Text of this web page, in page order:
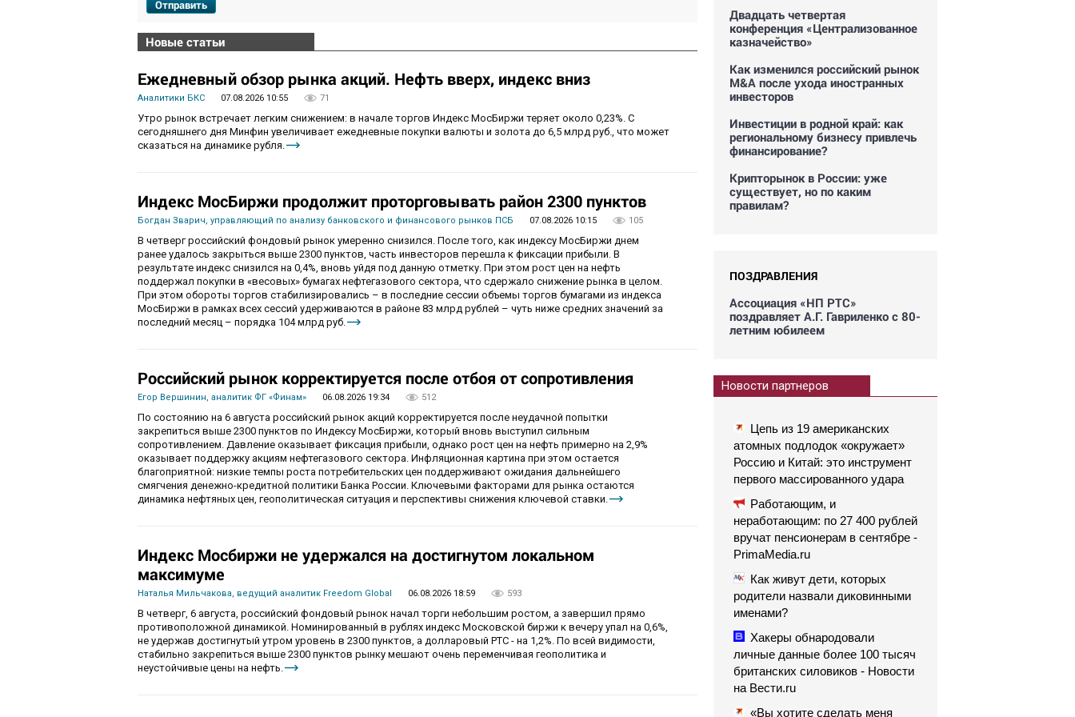
Отправить
Новые статьи
Ежедневный обзор рынка акций. Нефть вверх, индекс вниз
Аналитики БКС 07.08.2026 10:55 71
Утро рынок встречает легким снижением: в начале торгов Индекс МосБиржи теряет около 0,23%. С
сегодняшнего дня Минфин увеличивает ежедневные покупки валюты и золота до 6,5 млрд руб., что может
сказаться на динамике рубля.
Индекс МосБиржи продолжит проторговывать район 2300 пунктов
Богдан Зварич, управляющий по анализу банковского и финансового рынков ПСБ 07.08.2026 10:15 105
В четверг российский фондовый рынок умеренно снизился. После того, как индексу МосБиржи днем
ранее удалось закрыться выше 2300 пунктов, часть инвесторов перешла к фиксации прибыли. В
результате индекс снизился на 0,4%, вновь уйдя под данную отметку. При этом рост цен на нефть
поддержал покупки в «весовых» бумагах нефтегазового сектора, что сдержало снижение рынка в целом.
При этом обороты торгов стабилизировались – в последние сессии объемы торгов бумагами из индекса
МосБиржи в рамках всех сессий удерживаются в районе 83 млрд рублей – чуть ниже средних значений за
последний месяц – порядка 104 млрд руб.
Российский рынок корректируется после отбоя от сопротивления
Егор Вершинин, аналитик ФГ «Финам» 06.08.2026 19:34 512
По состоянию на 6 августа российский рынок акций корректируется после неудачной попытки
закрепиться выше 2300 пунктов по Индексу МосБиржи, который вновь выступил сильным
сопротивлением. Давление оказывает фиксация прибыли, однако рост цен на нефть примерно на 2,9%
оказывает поддержку акциям нефтегазового сектора. Инфляционная картина при этом остается
благоприятной: низкие темпы роста потребительских цен поддерживают ожидания дальнейшего
смягчения денежно-кредитной политики Банка России. Ключевыми факторами для рынка остаются
динамика нефтяных цен, геополитическая ситуация и перспективы снижения ключевой ставки.
Индекс Мосбиржи не удержался на достигнутом локальном
максимуме
Наталья Мильчакова, ведущий аналитик Freedom Global 06.08.2026 18:59 593
В четверг, 6 августа, российский фондовый рынок начал торги небольшим ростом, а завершил прямо
противоположной динамикой. Номинированный в рублях индекс Московской биржи к вечеру упал на 0,6%,
не удержав достигнутый утром уровень в 2300 пунктов, а долларовый РТС - на 1,2%. По всей видимости,
стабильно закрепиться выше 2300 пунктов рынку мешают очень переменчивая геополитика и
неустойчивые цены на нефть.
Двадцать четвертая
конференция «Централизованное
казначейство»
Как изменился российский рынок
M&A после ухода иностранных
инвесторов
Инвестиции в родной край: как
региональному бизнесу привлечь
финансирование?
Крипторынок в России: уже
существует, но по каким
правилам?
ПОЗДРАВЛЕНИЯ
Ассоциация «НП РТС»
поздравляет А.Г. Гавриленко с 80-
летним юбилеем
Новости партнеров
Цепь из 19 американских
атомных подлодок «окружает»
Россию и Китай: это инструмент
первого массированного удара
Работающим, и
неработающим: по 27 400 рублей
вручат пенсионерам в сентябре -
PrimaMedia.ru
Как живут дети, которых
родители назвали диковинными
именами?
Хакеры обнародовали
личные данные более 100 тысяч
британских силовиков - Новости
на Вести.ru
«Вы хотите сделать меня